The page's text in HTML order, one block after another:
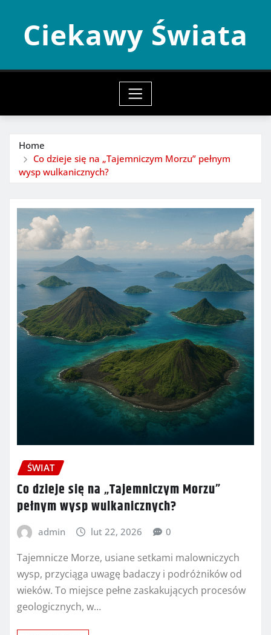
contentCiekawy Świata
Home
Co dzieje się na „Tajemniczym Morzu” pełnym
wysp wulkanicznych?
ŚWIAT
Co dzieje się na „Tajemniczym Morzu”
pełnym wysp wulkanicznych?
admin lut 22, 2026 0
Tajemnicze Morze, usiane setkami malowniczych
wysp, przyciąga uwagę badaczy i podróżników od
wieków. To miejsce pełne zaskakujących procesów
geologicznych, w…